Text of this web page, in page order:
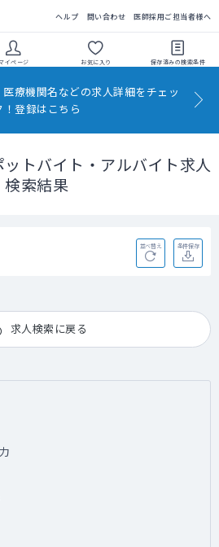
ヘルプ 問い合わせ 医師採用ご担当者様へ
イページ お気に入り 保存済みの検索条件
療機関名などの求人詳細をチェッ
！登録はこちら
トバイト・アルバイト求人
検索結果
並べ替え 条件保存
求人検索に戻る